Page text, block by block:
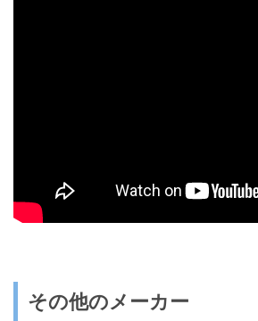
その他のメーカー